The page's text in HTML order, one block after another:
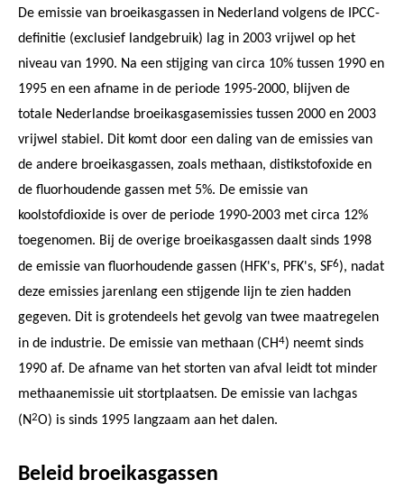
De emissie van broeikasgassen in Nederland volgens de IPCC-
definitie (exclusief landgebruik) lag in 2003 vrijwel op het
niveau van 1990. Na een stijging van circa 10% tussen 1990 en
1995 en een afname in de periode 1995-2000, blijven de
totale Nederlandse broeikasgasemissies tussen 2000 en 2003
vrijwel stabiel. Dit komt door een daling van de emissies van
de andere broeikasgassen, zoals methaan, distikstofoxide en
de fluorhoudende gassen met 5%. De emissie van
koolstofdioxide is over de periode 1990-2003 met circa 12%
toegenomen. Bij de overige broeikasgassen daalt sinds 1998
de emissie van fluorhoudende gassen (HFK's, PFK's, SF6), nadat
deze emissies jarenlang een stijgende lijn te zien hadden
gegeven. Dit is grotendeels het gevolg van twee maatregelen
in de industrie. De emissie van methaan (CH4) neemt sinds
1990 af. De afname van het storten van afval leidt tot minder
methaanemissie uit stortplaatsen. De emissie van lachgas
(N2O) is sinds 1995 langzaam aan het dalen.
Beleid broeikasgassen